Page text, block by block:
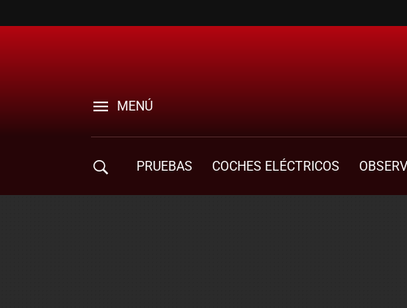
MENÚ
PRUEBAS COCHES ELÉCTRICOS